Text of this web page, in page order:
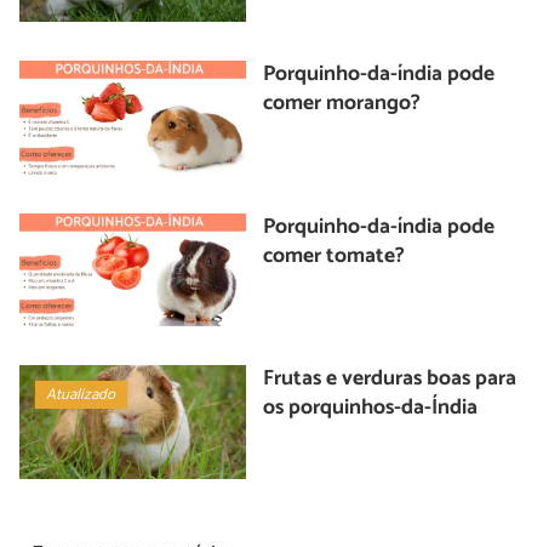
Porquinho-da-índia pode
comer morango?
Porquinho-da-índia pode
comer tomate?
Atualizado
Frutas e verduras boas para
os porquinhos-da-Índia